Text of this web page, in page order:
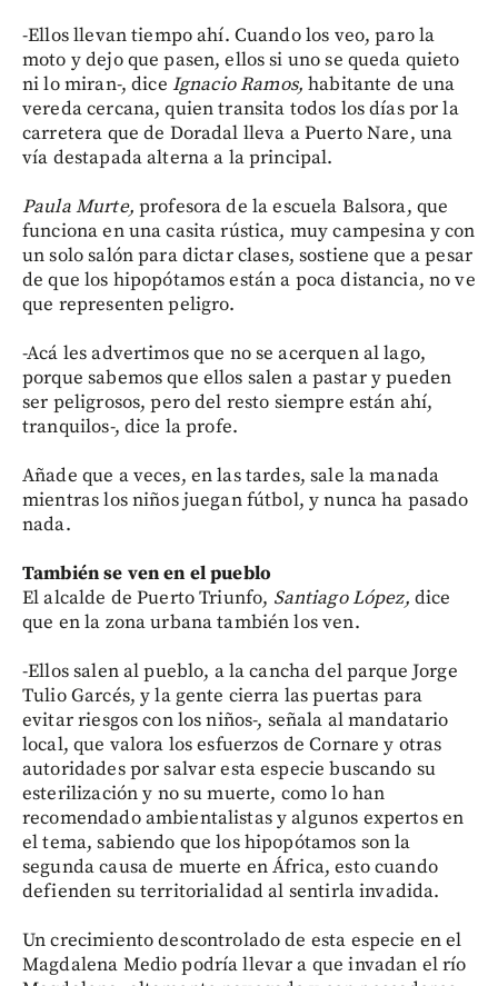
-Ellos llevan tiempo ahí. Cuando los veo, paro la
moto y dejo que pasen, ellos si uno se queda quieto
ni lo miran-, dice Ignacio Ramos,habitante de una
vereda cercana, quien transita todos los días por la
carretera que de Doradal lleva a Puerto Nare, una
vía destapada alterna a la principal.
Paula Murte, profesora de la escuela Balsora, que
funciona en una casita rústica, muy campesina y con
un solo salón para dictar clases, sostiene que a pesar
de que los hipopótamos están a poca distancia, no ve
que representen peligro.
-Acá les advertimos que no se acerquen al lago,
porque sabemos que ellos salen a pastar y pueden
ser peligrosos, pero del resto siempre están ahí,
tranquilos-, dice la profe.
Añade que a veces, en las tardes, sale la manada
mientras los niños juegan fútbol, y nunca ha pasado
nada.
También se ven en el pueblo
El alcalde de Puerto Triunfo, Santiago López, dice
que en la zona urbana también los ven.
-Ellos salen al pueblo, a la cancha del parque Jorge
Tulio Garcés, y la gente cierra las puertas para
evitar riesgos con los niños-, señala al mandatario
local, que valora los esfuerzos de Cornare y otras
autoridades por salvar esta especie buscando su
esterilización y no su muerte, como lo han
recomendado ambientalistas y algunos expertos en
el tema, sabiendo que los hipopótamos son la
segunda causa de muerte en África, esto cuando
defienden su territorialidad al sentirla invadida.
Un crecimiento descontrolado de esta especie en el
Magdalena Medio podría llevar a que invadan el río